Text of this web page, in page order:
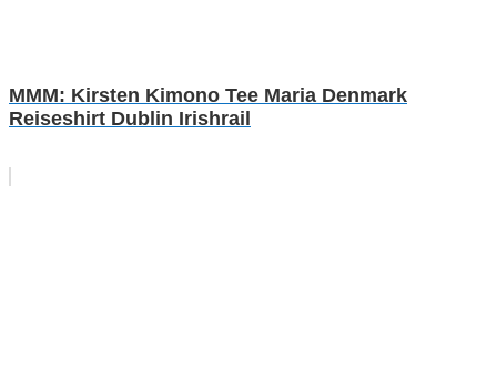
MMM: Kirsten Kimono Tee Maria Denmark
Reiseshirt Dublin Irishrail